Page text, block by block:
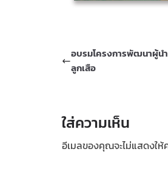
อบรมโครงการพัฒนาผู้น
ลูกเสือ
ใส่ความเห็น
อีเมลของคุณจะไม่แสดงให้